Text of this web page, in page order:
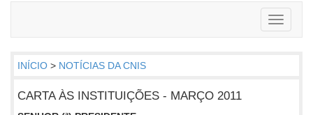
Toggle
INÍCIO > NOTÍCIAS DA CNIS
CARTA ÀS INSTITUIÇÕES - MARÇO 2011